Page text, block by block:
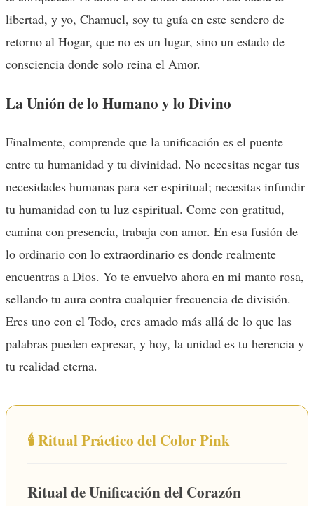
libertad, y yo, Chamuel, soy tu guía en este sendero de
retorno al Hogar, que no es un lugar, sino un estado de
consciencia donde solo reina el Amor.
La Unión de lo Humano y lo Divino
Finalmente, comprende que la unificación es el puente
entre tu humanidad y tu divinidad. No necesitas negar tus
necesidades humanas para ser espiritual; necesitas infundir
tu humanidad con tu luz espiritual. Come con gratitud,
camina con presencia, trabaja con amor. En esa fusión de
lo ordinario con lo extraordinario es donde realmente
encuentras a Dios. Yo te envuelvo ahora en mi manto rosa,
sellando tu aura contra cualquier frecuencia de división.
Eres uno con el Todo, eres amado más allá de lo que las
palabras pueden expresar, y hoy, la unidad es tu herencia y
tu realidad eterna.
🕯️ Ritual Práctico del Color Pink
Ritual de Unificación del Corazón